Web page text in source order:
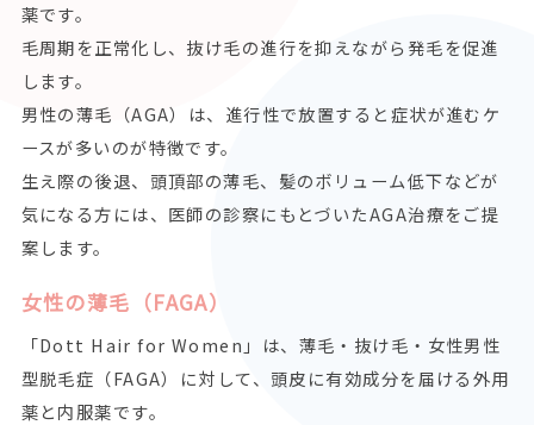
薬です。
毛周期を正常化し、抜け毛の進行を抑えながら発毛を促進
します。
男性の薄毛（AGA）は、進行性で放置すると症状が進むケ
ースが多いのが特徴です。
生え際の後退、頭頂部の薄毛、髪のボリューム低下などが
気になる方には、医師の診察にもとづいたAGA治療をご提
案します。
女性の薄毛（FAGA）
「Dott Hair for Women」は、薄毛・抜け毛・女性男性
型脱毛症（FAGA）に対して、頭皮に有効成分を届ける外用
薬と内服薬です。